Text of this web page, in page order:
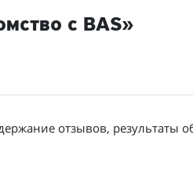
с BAS»
отзывов, результаты